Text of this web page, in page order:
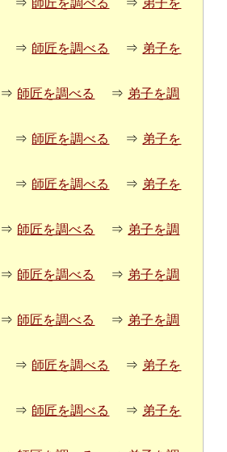
⇒ 師匠を調べる ⇒ 弟子を
⇒ 師匠を調べる ⇒ 弟子を
⇒ 師匠を調べる ⇒ 弟子を調
⇒ 師匠を調べる ⇒ 弟子を
⇒ 師匠を調べる ⇒ 弟子を
⇒ 師匠を調べる ⇒ 弟子を調
⇒ 師匠を調べる ⇒ 弟子を調
⇒ 師匠を調べる ⇒ 弟子を調
⇒ 師匠を調べる ⇒ 弟子を
⇒ 師匠を調べる ⇒ 弟子を